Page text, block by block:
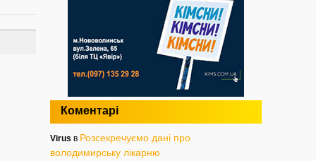
Коментарі
Virus в Розсекречуємо дані про
володимирську лікарню